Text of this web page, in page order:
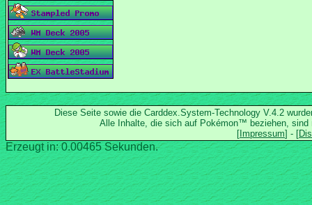
Diese Seite sowie die Carddex.System-Technology V.4.2
Alle Inhalte, die sich auf Pokémon™ beziehen, sind
Erzeugt in: 0.00465 Sekunden.